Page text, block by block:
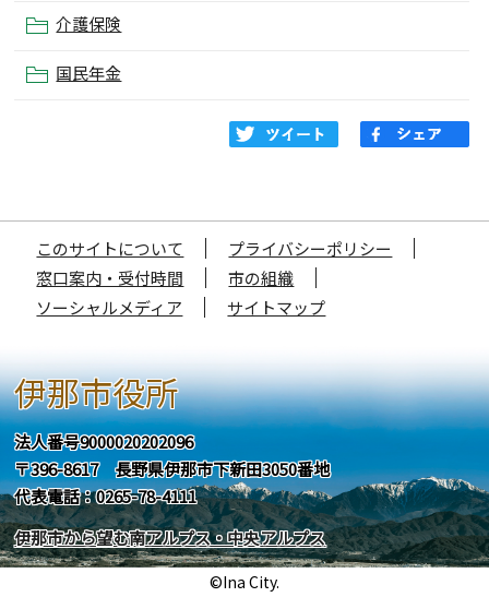
介護保険
国民年金
このサイトについて
プライバシーポリシー
窓口案内・受付時間
市の組織
ソーシャルメディア
サイトマップ
伊那市役所
法人番号9000020202096
〒396-8617 長野県伊那市下新田3050番地
代表電話：0265-78-4111
伊那市から望む南アルプス・中央アルプス
©Ina City.